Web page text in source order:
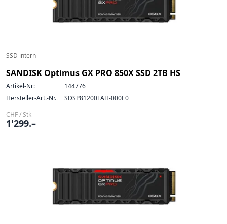
SSD intern
SANDISK Optimus GX PRO 850X SSD 2TB HS
Artikel-Nr:
144776
Hersteller-Art.-Nr.
SDSP81200TAH-000E0
CHF / Stk
1'299.–